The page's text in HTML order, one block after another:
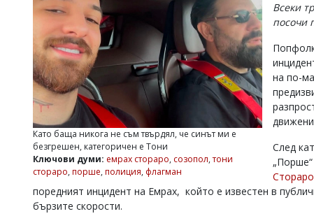
Управители:
Василев,
v.vasilev@flagman.bg
Касабова,
k.kassabova@flagman.bg
Главен
редактор:
office@flagman.bg
Коментарите
Като баща никога не съм твърдял, че синът ми е
безгрешен, категоричен е Тони
Ключови думи: емрах стораро, созопол,тони
стораро, порше, полиция, флагман
Всеки
посочи
на по-
След
Стораро
поредният инцидент на Емрах, който е известен в
бързите скорости.